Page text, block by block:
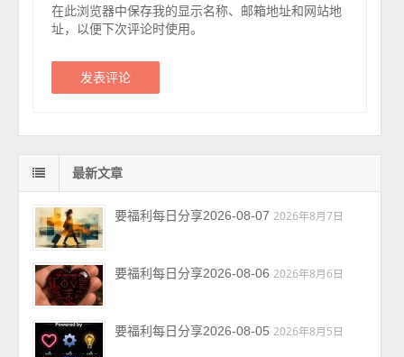
在此浏览器中保存我的显示名称、邮箱地址和网站地
址，以便下次评论时使用。
最新文章
要福利每日分享2026-08-07 2026年8月7日
要福利每日分享2026-08-06 2026年8月6日
要福利每日分享2026-08-05 2026年8月5日